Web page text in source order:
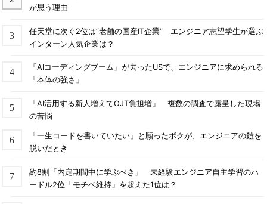
が思う理由
任天堂に次ぐ2位は“老舗の国産IT企業” エンジニア志望学生が選ぶ
インターン人気企業は？
「AIコーディングブーム」が去ったUSで、エンジニアに求められる
「本体の強さ」
「AI活用する新人増えてOJT負担増」 複数の調査で露呈した現場
の苦悩
「一生コードを書いていたい」と願ったボクが、エンジニアの鎧を
脱いだとき
約8割「内定期間中に学ぶべき」 未経験エンジニア自主学習のハ
ードル2位「モチベ維持」を超えた1位は？